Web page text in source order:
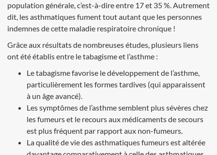
population générale, c’est-à-dire entre 17 et 35 %. Autrement
dit, les asthmatiques fument tout autant que les personnes
indemnes de cette maladie respiratoire chronique !
Grâce aux résultats de nombreuses études, plusieurs liens
ont été établis entre le tabagisme et l’asthme :
Le tabagisme favorise le développement de l’asthme,
particulièrement les formes tardives (qui apparaissent
à un âge avancé).
Les symptômes de l’asthme semblent plus sévères chez
les fumeurs et le recours aux médicaments de secours
est plus fréquent par rapport aux non-fumeurs.
La qualité de vie des asthmatiques fumeurs est altérée